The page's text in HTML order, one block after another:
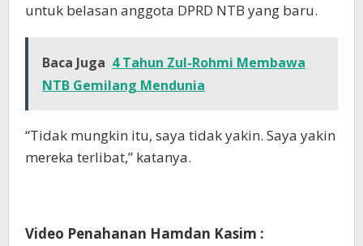
untuk belasan anggota DPRD NTB yang baru.
Baca Juga 4 Tahun Zul-Rohmi Membawa
NTB Gemilang Mendunia
“Tidak mungkin itu, saya tidak yakin. Saya yakin
mereka terlibat,” katanya.
Video Penahanan Hamdan Kasim :